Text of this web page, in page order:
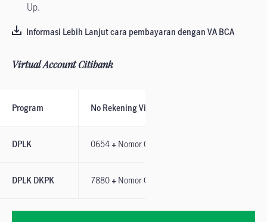
Up.
Informasi Lebih Lanjut cara pembayaran dengan VA BCA
Virtual Account Citibank
Program No Rekening Virtual Account
DPLK 0654 + Nomor Group
DPLK DKPK 7880 + Nomor Group